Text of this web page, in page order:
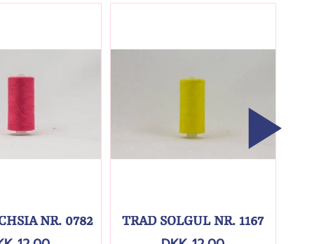
NR. 0782 TRÅD SOLGUL NR. 1167